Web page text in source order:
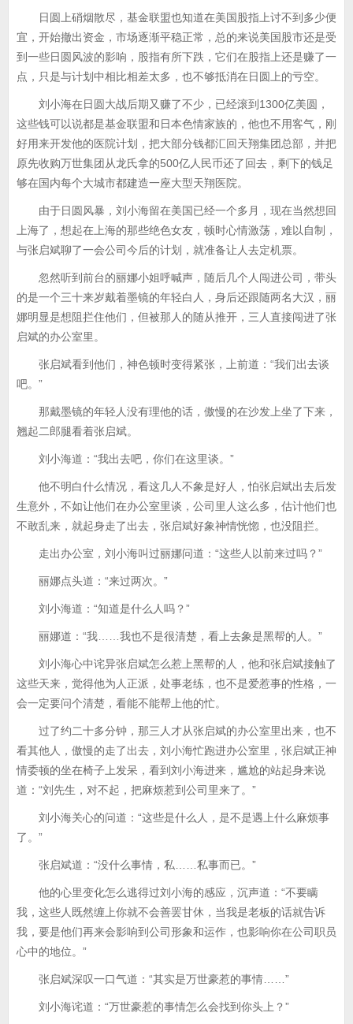
日圆上硝烟散尽，基金联盟也知道在美国股指上讨不到多少便
宜，开始撤出资金，市场逐渐平稳正常，总的来说美国股市还是受
到一些日圆风波的影响，股指有所下跌，它们在股指上还是赚了一
点，只是与计划中相比相差太多，也不够抵消在日圆上的亏空。
刘小海在日圆大战后期又赚了不少，已经滚到1300亿美圆，
这些钱可以说都是基金联盟和日本色情家族的，他也不用客气，刚
好用来开发他的医院计划，把大部分钱都汇回天翔集团总部，并把
原先收购万世集团从龙氏拿的500亿人民币还了回去，剩下的钱足
够在国内每个大城市都建造一座大型天翔医院。
由于日圆风暴，刘小海留在美国已经一个多月，现在当然想回
上海了，想起在上海的那些绝色女友，顿时心情激荡，难以自制，
与张启斌聊了一会公司今后的计划，就准备让人去定机票。
忽然听到前台的丽娜小姐呼喊声，随后几个人闯进公司，带头
的是一个三十来岁戴着墨镜的年轻白人，身后还跟随两名大汉，丽
娜明显是想阻拦住他们，但被那人的随从推开，三人直接闯进了张
启斌的办公室里。
张启斌看到他们，神色顿时变得紧张，上前道：“我们出去谈
吧。”
那戴墨镜的年轻人没有理他的话，傲慢的在沙发上坐了下来，
翘起二郎腿看着张启斌。
刘小海道：“我出去吧，你们在这里谈。”
他不明白什么情况，看这几人不象是好人，怕张启斌出去后发
生意外，不如让他们在办公室里谈，公司里人这么多，估计他们也
不敢乱来，就起身走了出去，张启斌好象神情恍惚，也没阻拦。
走出办公室，刘小海叫过丽娜问道：“这些人以前来过吗？”
丽娜点头道：“来过两次。”
刘小海道：“知道是什么人吗？”
丽娜道：“我……我也不是很清楚，看上去象是黑帮的人。”
刘小海心中诧异张启斌怎么惹上黑帮的人，他和张启斌接触了
这些天来，觉得他为人正派，处事老练，也不是爱惹事的性格，一
会一定要问个清楚，看能不能帮上他的忙。
过了约二十多分钟，那三人才从张启斌的办公室里出来，也不
看其他人，傲慢的走了出去，刘小海忙跑进办公室里，张启斌正神
情委顿的坐在椅子上发呆，看到刘小海进来，尴尬的站起身来说
道：“刘先生，对不起，把麻烦惹到公司里来了。”
刘小海关心的问道：“这些是什么人，是不是遇上什么麻烦事
了。”
张启斌道：“没什么事情，私……私事而已。”
他的心里变化怎么逃得过刘小海的感应，沉声道：“不要瞒
我，这些人既然缠上你就不会善罢甘休，当我是老板的话就告诉
我，要是他们再来会影响到公司形象和运作，也影响你在公司职员
心中的地位。”
张启斌深叹一口气道：“其实是万世豪惹的事情……”
刘小海诧道：“万世豪惹的事情怎么会找到你头上？”